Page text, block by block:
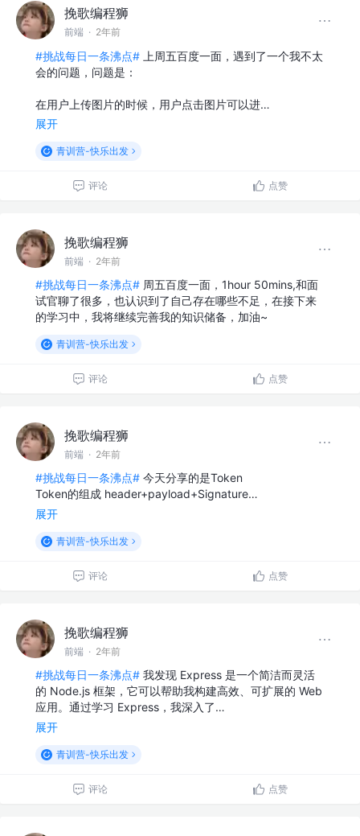
挽歌编程狮
前端 · 2年前
#挑战每日一条沸点# 上周五百度一面，遇到了一个我不太
会的问题，问题是：
在用户上传图片的时候，用户点击图片可以进…
展开
青训营-快乐出发
评论 点赞
挽歌编程狮
前端 · 2年前
#挑战每日一条沸点# 周五百度一面，1hour 50mins,和面
试官聊了很多，也认识到了自己存在哪些不足，在接下来
的学习中，我将继续完善我的知识储备，加油~
青训营-快乐出发
评论 点赞
挽歌编程狮
前端 · 2年前
#挑战每日一条沸点# 今天分享的是Token
Token的组成 header+payload+Signature…
展开
青训营-快乐出发
评论 点赞
挽歌编程狮
前端 · 2年前
#挑战每日一条沸点# 我发现 Express 是一个简洁而灵活
的 Node.js 框架，它可以帮助我构建高效、可扩展的 Web
应用。通过学习 Express，我深入了…
展开
青训营-快乐出发
评论 点赞